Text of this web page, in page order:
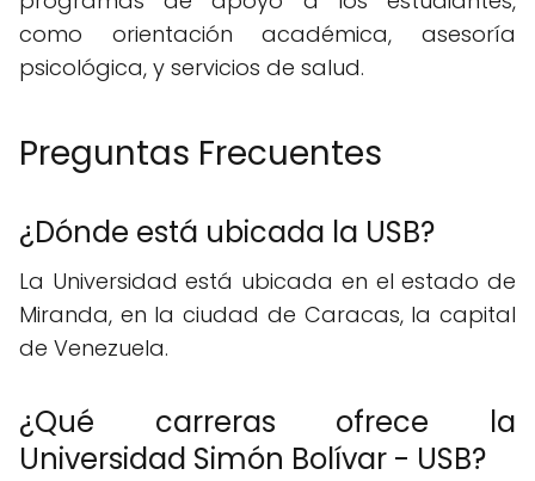
como orientación académica, asesoría
psicológica, y servicios de salud.
Preguntas Frecuentes
¿Dónde está ubicada la USB?
La Universidad está ubicada en el estado de
Miranda, en la ciudad de Caracas, la capital
de Venezuela.
¿Qué carreras ofrece la
Universidad Simón Bolívar - USB?